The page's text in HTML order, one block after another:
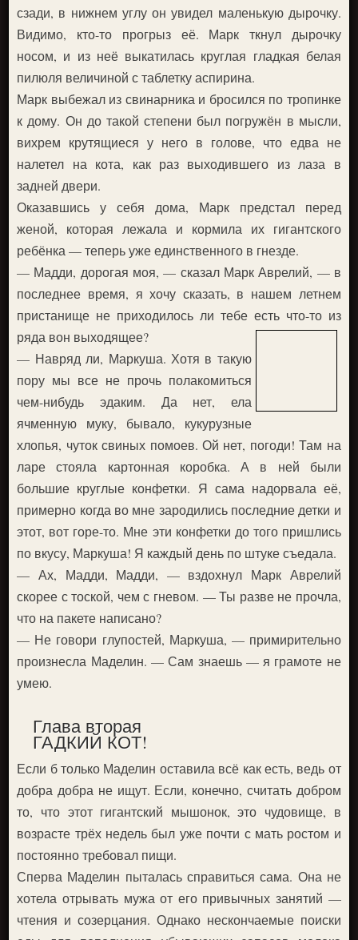
сзади, в нижнем углу он увидел маленькую дырочку.
Видимо, кто-то прогрыз её. Марк ткнул дырочку
носом, и из неё выкатилась круглая гладкая белая
пилюля величиной с таблетку аспирина.
Марк выбежал из свинарника и бросился по тропинке
к дому. Он до такой степени был погружён в мысли,
вихрем крутящиеся у него в голове, что едва не
налетел на кота, как раз выходившего из лаза в
задней двери.
Оказавшись у себя дома, Марк предстал перед
женой, которая лежала и кормила их гигантского
ребёнка — теперь уже единственного в гнезде.
— Мадди, дорогая моя, — сказал Марк Аврелий, — в
последнее время, я хочу сказать, в нашем летнем
пристанище не приходилось ли тебе есть что-то из
ряда вон выходящее?
— Навряд ли, Маркуша. Хотя в такую
пору мы все не прочь полакомиться
чем-нибудь эдаким. Да нет, ела
ячменную муку, бывало, кукурузные
хлопья, чуток свиных помоев. Ой нет, погоди! Там на
ларе стояла картонная коробка. А в ней были
большие круглые конфетки. Я сама надорвала её,
примерно когда во мне зародились последние детки и
этот, вот горе-то. Мне эти конфетки до того пришлись
по вкусу, Маркуша! Я каждый день по штуке съедала.
— Ах, Мадди, Мадди, — вздохнул Марк Аврелий
скорее с тоской, чем с гневом. — Ты разве не прочла,
что на пакете написано?
— Не говори глупостей, Маркуша, — примирительно
произнесла Маделин. — Сам знаешь — я грамоте не
умею.
Глава вторая
ГАДКИЙ КОТ!
Если б только Маделин оставила всё как есть, ведь от
добра добра не ищут. Если, конечно, считать добром
то, что этот гигантский мышонок, это чудовище, в
возрасте трёх недель был уже почти с мать ростом и
постоянно требовал пищи.
Сперва Маделин пыталась справиться сама. Она не
хотела отрывать мужа от его привычных занятий —
чтения и созерцания. Однако нескончаемые поиски